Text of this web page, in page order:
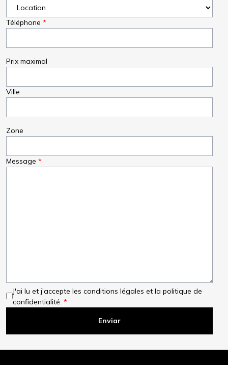
Téléphone
Prix maximal
Ville
Zone
Message
J'ai lu et j'accepte les conditions légales et la politique de
confidentialité.